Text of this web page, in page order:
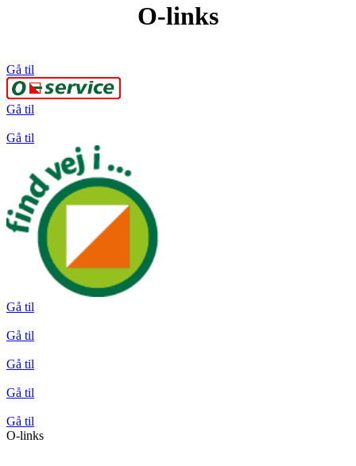
O-links
Gå til
Gå til
Gå til
Gå til
Gå til
Gå til
Gå til
Gå til
O-links